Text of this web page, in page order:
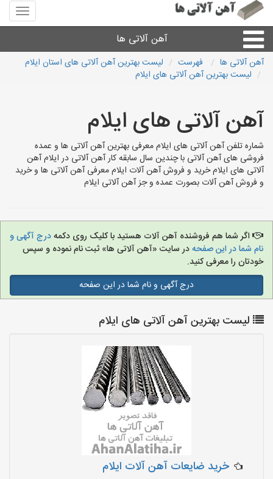
منوی
سایت
آلاتی
آهن آلاتی ها
میلگرد نبشی،مفتول
لوله و اتصالات
سایر آهن آلات
آهن آلاتی های شهرها
آهن آلاتی ها فهرست
لیست بهترین آهن آلاتی های استان ایلام
لیست بهترین آهن آلاتی های ایلام
آهن آلاتی های ایلام
شماره تلفن آهن آلاتی های ایلام معرفی بهترین آهن آلاتی ها و عمده
فروشی های آهن آلاتی با چندین سال سابقه کار آهن آلاتی در ایلام آهن
آلاتی های ایلام خرید و فروش آهن آلات ایلام معرفی آهن آلاتی ها و خرید
و فروش آهن آلات بصورت عمده و جز آهن آلاتی ایلام
اگر شما هم فروشنده آهن آلات هستید با کلیک روی دکمهدرج آگهی و
نام شما در این صفحهدر سایت «آهن آلاتی ها» ثبت نام نموده و سپس
خودتان را معرفی کنید.
درج آگهی و نام شما در این صفحه
لیست بهترین آهن آلاتی های ایلام
خرید ضایعات آهن آلات ایلام